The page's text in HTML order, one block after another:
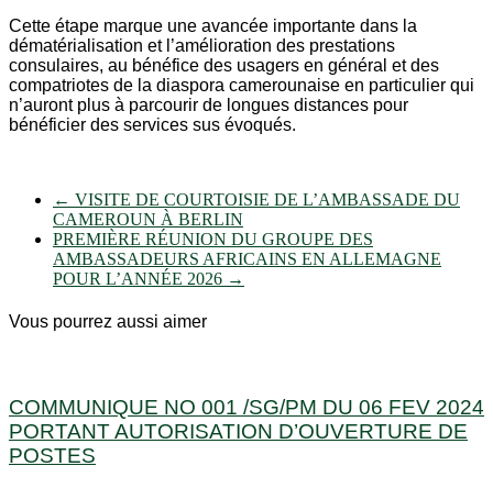
Cette étape marque une avancée importante dans la
dématérialisation et l’amélioration des prestations
consulaires, au bénéfice des usagers en général et des
compatriotes de la diaspora camerounaise en particulier qui
n’auront plus à parcourir de longues distances pour
bénéficier des services sus évoqués.
← VISITE DE COURTOISIE DE L’AMBASSADE DU
CAMEROUN À BERLIN
PREMIÈRE RÉUNION DU GROUPE DES
AMBASSADEURS AFRICAINS EN ALLEMAGNE
POUR L’ANNÉE 2026 →
Vous pourrez aussi aimer
COMMUNIQUE NO 001 /SG/PM DU 06 FEV 2024
PORTANT AUTORISATION D’OUVERTURE DE
POSTES